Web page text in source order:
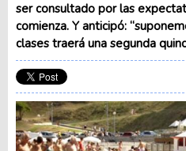
ser consultado por las
comienza. Y anticipó:
clases traerá una segunda